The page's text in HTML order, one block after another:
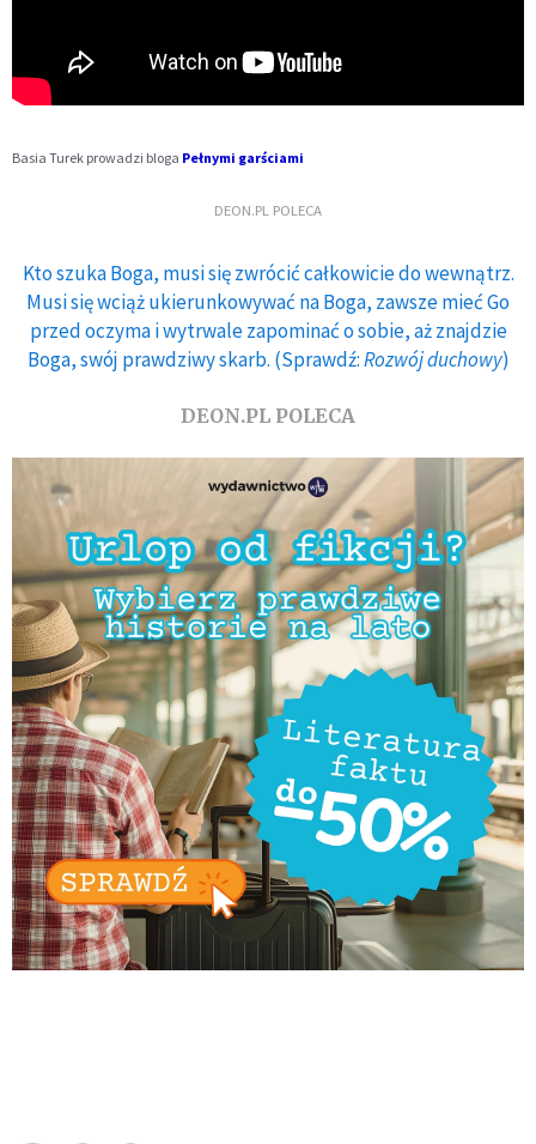
Basia Turek prowadzi bloga Pełnymi garściami
DEON.PL POLECA
Kto szuka Boga, musi się zwrócić całkowicie do wewnątrz.
Musi się wciąż ukierunkowywać na Boga, zawsze mieć Go
przed oczyma i wytrwale zapominać o sobie, aż znajdzie
Boga, swój prawdziwy skarb. (Sprawdź:Rozwój duchowy)
DEON.PL POLECA